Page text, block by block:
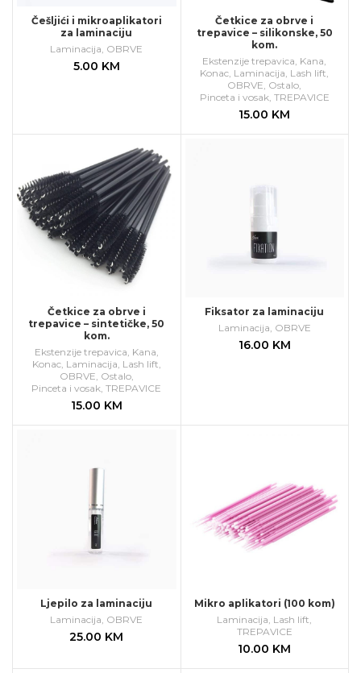
Češljići i mikroaplikatori
za laminaciju
Laminacija OBRVE
5.00 KM
Četkice za obrve i
trepavice – silikonske, 50
kom.
Ekstenzije trepavica Kana
Konac Laminacija Lash lift
OBRVE Ostalo
Pinceta i vosak, TREPAVICE
15.00 KM
Četkice za obrve i
trepavice – sintetičke, 50
kom.
Ekstenzije trepavica, Kana,
Konac, Laminacija, Lash lift,
OBRVE, Ostalo,
Pinceta i vosak,TREPAVICE
15.00 KM
Fiksator za laminaciju
Laminacija, OBRVE
16.00 KM
Ljepilo za laminaciju
Laminacija OBRVE
25.00 KM
Mikro aplikatori (100 kom)
Laminacija Lash lift
TREPAVICE
10.00 KM